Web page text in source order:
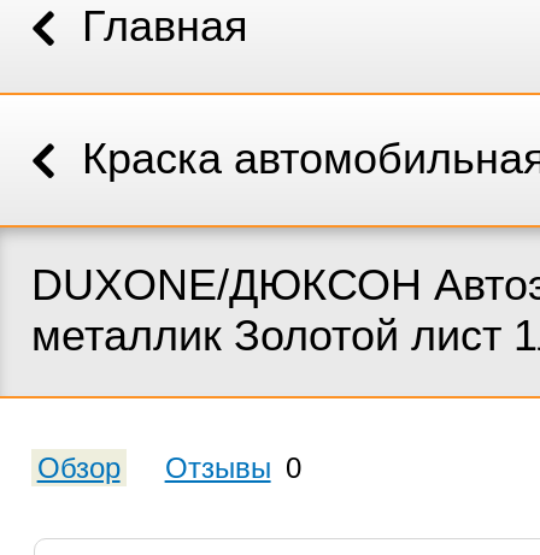
Главная
Краска
DUXONE/ДЮКСОН
металлик Золотой лист
Обзор Отзывы 0